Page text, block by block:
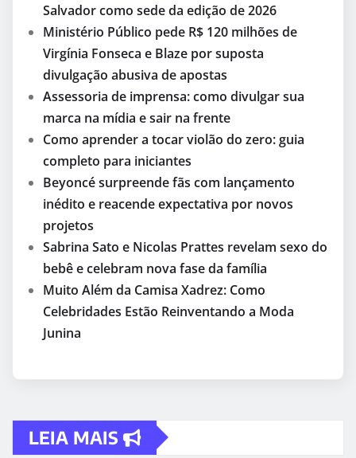
Salvador como sede da edição de 2026
Ministério Público pede R$ 120 milhões de
Virgínia Fonseca e Blaze por suposta
divulgação abusiva de apostas
Assessoria de imprensa: como divulgar sua
marca na mídia e sair na frente
Como aprender a tocar violão do zero: guia
completo para iniciantes
Beyoncé surpreende fãs com lançamento
inédito e reacende expectativa por novos
projetos
Sabrina Sato e Nicolas Prattes revelam sexo do
bebê e celebram nova fase da família
Muito Além da Camisa Xadrez: Como
Celebridades Estão Reinventando a Moda
Junina
LEIA MAIS